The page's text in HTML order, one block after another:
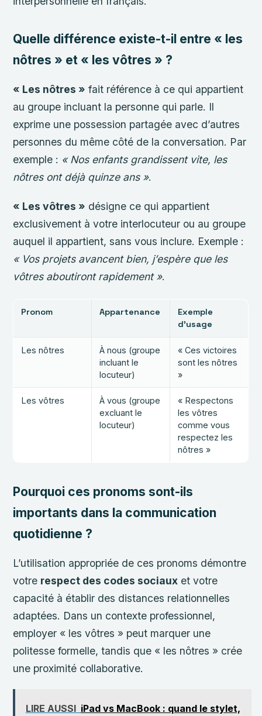
Quelle différence existe-t-il entre « les
nôtres » et « les vôtres » ?
« Les nôtres » fait référence à ce qui appartient
au groupe incluant la personne qui parle. Il
exprime une possession partagée avec d’autres
personnes du même côté de la conversation. Par
exemple : « Nos enfants grandissent vite, les
nôtres ont déjà quinze ans ».
« Les vôtres » désigne ce qui appartient
exclusivement à votre interlocuteur ou au groupe
auquel il appartient, sans vous inclure. Exemple :
« Vos projets avancent bien, j’espère que les
vôtres aboutiront rapidement ».
Pronom Appartenance
Exemple
d’usage
Les nôtres
À nous (groupe
incluant le
locuteur)
« Ces victoires
sont les nôtres
»
Les vôtres
À vous (groupe
excluant le
locuteur)
« Respectons
les vôtres
comme vous
respectez les
nôtres »
Pourquoi ces pronoms sont-ils
importants dans la communication
quotidienne ?
L’utilisation appropriée de ces pronoms démontre
votre respect des codes sociaux et votre
capacité à établir des distances relationnelles
adaptées. Dans un contexte professionnel,
employer « les vôtres » peut marquer une
politesse formelle, tandis que « les nôtres » crée
une proximité collaborative.
LIRE AUSSI iPad vs MacBook : quand le stylet,